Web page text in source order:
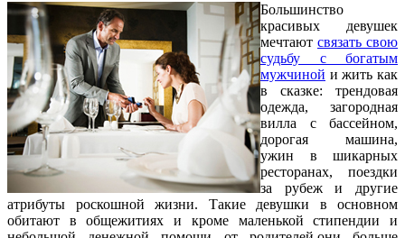
Большинство
красивых девушек
мечтают связать свою
судьбу с богатым
мужчиной и жить как
в сказке: трендовая
одежда, загородная
вилла с бассейном,
дорогая машина,
ужин в шикарных
ресторанах, поездки
за рубеж и другие
атрибуты роскошной жизни. Такие девушки в основном
обитают в общежитиях и кроме маленькой стипендии и